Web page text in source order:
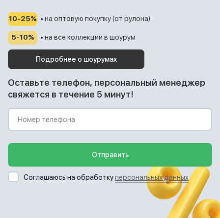
10-25% • на оптовую покупку (от рулона)
5-10% • на все коллекции в шоурум
Подробнее о шоурумах
Оставьте телефон, персональный менеджер
свяжется в течение 5 минут!
Отправить
Соглашаюсь на обработкуперсональных данных